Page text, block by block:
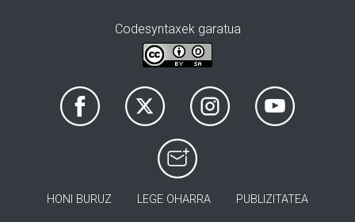
Codesyntaxek garatua
HONI BURUZ LEGE OHARRA PUBLIZITATEA